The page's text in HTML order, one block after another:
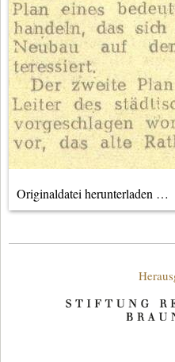
Originaldatei herunterladen …